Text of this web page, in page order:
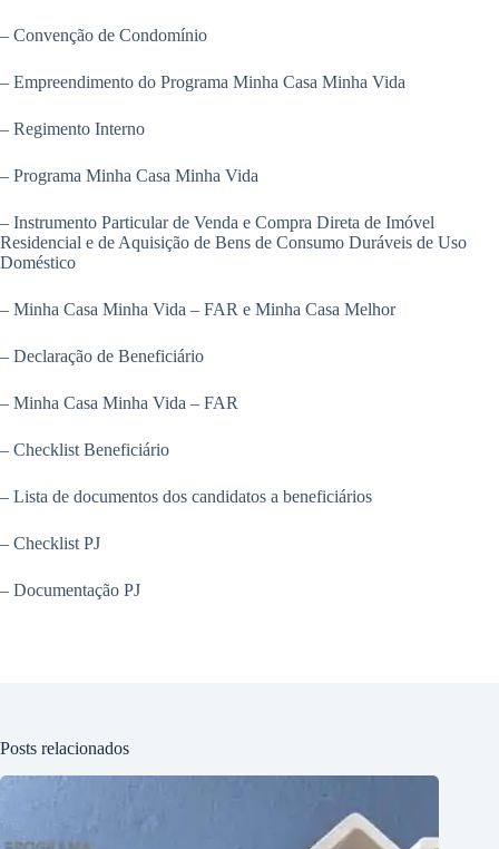
– Convenção de Condomínio
– Empreendimento do Programa Minha Casa Minha Vida
– Regimento Interno
– Programa Minha Casa Minha Vida
– Instrumento Particular de Venda e Compra Direta de Imóvel
Residencial e de Aquisição de Bens de Consumo Duráveis de Uso
Doméstico
– Minha Casa Minha Vida – FAR e Minha Casa Melhor
– Declaração de Beneficiário
– Minha Casa Minha Vida – FAR
– Checklist Beneficiário
– Lista de documentos dos candidatos a beneficiários
– Checklist PJ
– Documentação PJ
Posts relacionados